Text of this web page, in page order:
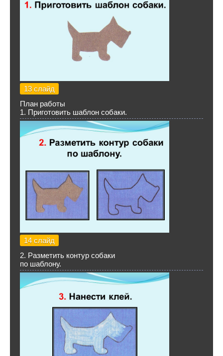
13 слайд
План работы
1. Приготовить шаблон собаки.
14 слайд
2. Разметить контур собаки
по шаблону.